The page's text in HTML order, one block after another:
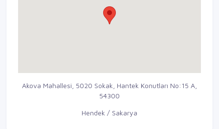
Akova Mahallesi, 5020 Sokak, Hantek Konutları No:15 A,
54300
Hendek / Sakarya